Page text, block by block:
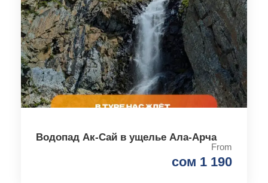
Водопад Ак-Сай в ущелье Ала-Арча
From
сом 1 190